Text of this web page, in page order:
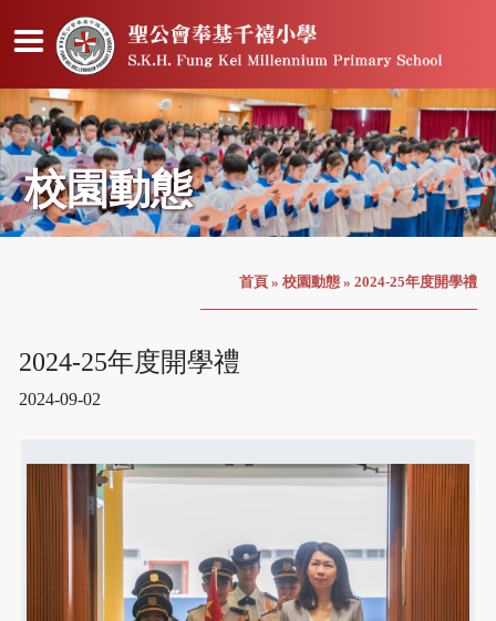
校園動態
首頁 » 校園動態 » 2024-25年度開學禮
2024-25年度開學禮
2024-09-02